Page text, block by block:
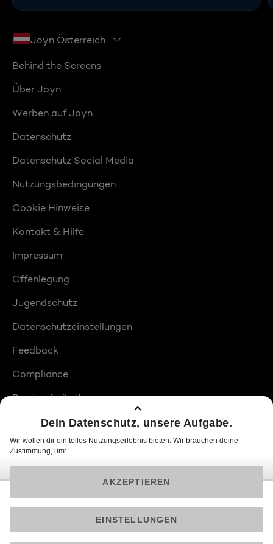
Joyn Österreich
Behind the Screens
Über Joyn
Werben auf Joyn
Datenschutz
Datenschutz Social Media
Nutzungsbedingungen
Cookie Hinweise
Kontakt & Hilfe
Impressum
Offenlegung
Jugendschutz
Datenschutzeinstellungen
Feedback
Compliance
Barrierefreiheit
Produktplatzierungen